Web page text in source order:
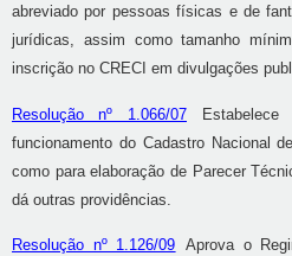
abreviado por pessoas físicas e de
jurídicas, assim como tamanho
inscrição no CRECI em divulgações
Resolução nº 1.066/07
funcionamento do Cadastro Nacional
como para elaboração de Parecer
dá outras providências.
Resolução nº 1.126/09
Aprova o